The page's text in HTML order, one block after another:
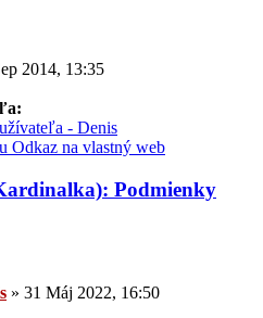
2014, 13:35
- Denis
Odkaz na vlastný web
Podmienky
» 31 Máj 2022, 16:50